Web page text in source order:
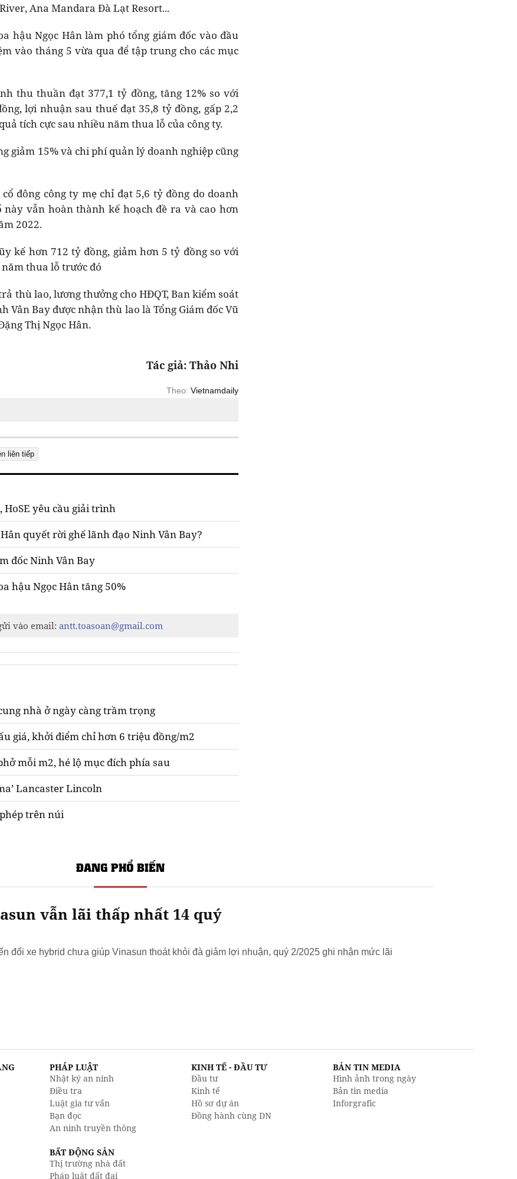
Ana Mandara Đà Lạt Resort...
hậu Ngọc Hân làm phó tổng giám đốc vào đầu
vào tháng 5 vừa qua để tập trung cho các mục
thu thuần đạt 377,1 tỷ đồng, tăng 12% so với
lợi nhuận sau thuế đạt 35,8 tỷ đồng, gấp 2,2
tích cực sau nhiều năm thua lỗ của công ty.
giảm 15% và chi phí quản lý doanh nghiệp cũng
đông công ty mẹ chỉ đạt 5,6 tỷ đồng do doanh
này vẫn hoàn thành kế hoạch đề ra và cao hơn
2022.
kế hơn 712 tỷ đồng, giảm hơn 5 tỷ đồng so với
thua lỗ trước đó
thù lao, lương thưởng cho HĐQT, Ban kiểm soát
Vân Bay được nhận thù lao là Tổng Giám đốc Vũ
Thị Ngọc Hân.
Tác giả: Thảo Nhi
Theo: Vietnamdaily
liên tiếp
HoSE yêu cầu giải trình
quyết rời ghế lãnh đạo Ninh Vân Bay?
đốc Ninh Vân Bay
hậu Ngọc Hân tăng 50%
vào email: antt.toasoan@gmail.com
nhà ở ngày càng trầm trọng
giá, khởi điểm chỉ hơn 6 triệu đồng/m2
mỗi m2, hé lộ mục đích phía sau
Lancaster Lincoln
trên núi
ĐANG PHỔ BIẾN
vẫn lãi thấp nhất 14 quý
đổi xe hybrid chưa giúp Vinasun thoát khỏi đà giảm lợi nhuận, quý 2/2025 ghi nhận mức lãi
PHÁP LUẬT
Nhật ký an ninh
Điều tra
Luật gia tư vấn
Bạn đọc
An ninh truyền thông
KINH TẾ - ĐẦU TƯ
Đầu tư
Kinh tế
Hồ sơ dự án
Đồng hành cùng DN
BẢN TIN MEDIA
Hình ảnh trong ngày
Bản tin media
Inforgrafic
BẤT ĐỘNG SẢN
Thị trường nhà đất
Pháp luật đất đai